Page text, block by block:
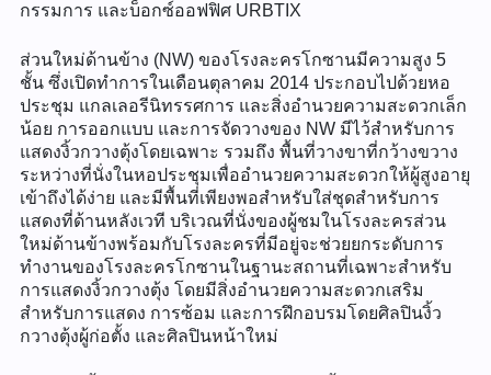
กรรมการ และบ็อกซ์ออฟฟิศ URBTIX
ส่วนใหม่ด้านข้าง (NW) ของโรงละครโกซานมีความสูง 5
ชั้น ซึ่งเปิดทำการในเดือนตุลาคม 2014 ประกอบไปด้วยหอ
ประชุม แกลเลอรีนิทรรศการ และสิ่งอำนวยความสะดวกเล็ก
น้อย การออกแบบ และการจัดวางของ NW มีไว้สำหรับการ
แสดงงิ้วกวางตุ้งโดยเฉพาะ รวมถึง พื้นที่วางขาที่กว้างขวาง
ระหว่างที่นั่งในหอประชุมเพื่ออำนวยความสะดวกให้ผู้สูงอายุ
เข้าถึงได้ง่าย และมีพื้นที่เพียงพอสำหรับใส่ชุดสำหรับการ
แสดงที่ด้านหลังเวที บริเวณที่นั่งของผู้ชมในโรงละครส่วน
ใหม่ด้านข้างพร้อมกับโรงละครที่มีอยู่จะช่วยยกระดับการ
ทำงานของโรงละครโกซานในฐานะสถานที่เฉพาะสำหรับ
การแสดงงิ้วกวางตุ้ง โดยมีสิ่งอำนวยความสะดวกเสริม
สำหรับการแสดง การซ้อม และการฝึกอบรมโดยศิลปินงิ้ว
กวางตุ้งผู้ก่อตั้ง และศิลปินหน้าใหม่